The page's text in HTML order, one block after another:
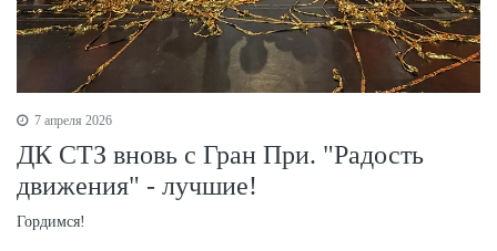
7 апреля 2026
ДК СТЗ вновь с Гран При. "Радость
движения" - лучшие!
Гордимся!